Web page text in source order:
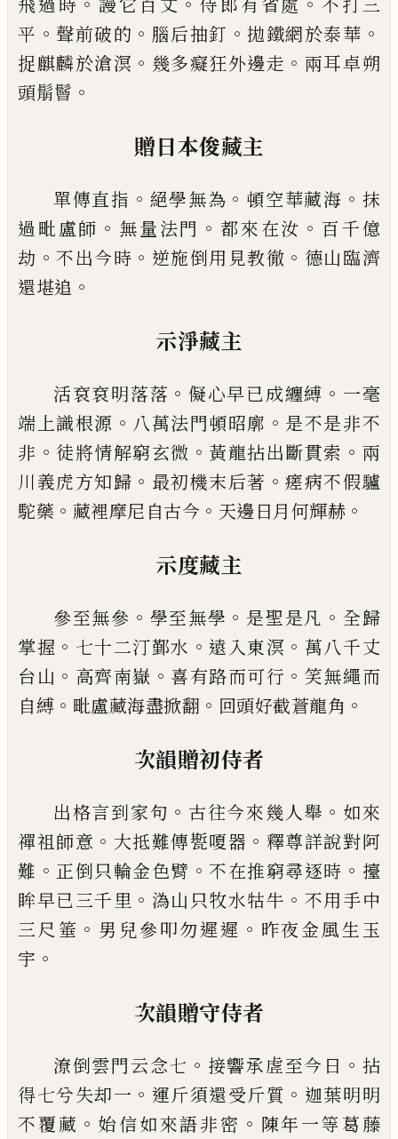
飛過時
謾它百丈 侍郎有省處
不打三
平 。 聲前破的 。 腦后抽釘 。拋鐵網於泰華 。
捉麒麟於滄溟 。 幾多癡狂外邊走 。 兩耳卓朔
頭鬅鬙 。
贈日本俊藏主
單傳直指 。 絕學無為 。 頓空華藏海 。 抹
過毗盧師 。 無量法門 。 都來在汝 。 百千億
劫 。不出今時 。 逆施倒用見教徹 。 德山臨濟
還堪追 。
示淨藏主
活袞袞明落落 。儗心早已成纏縛 。 一毫
端上識根源 。 八萬法門頓昭廓 。 是不是非不
非 。 徒將情解窮玄微 。 黃龍拈出斷貫索 。 兩
川義虎方知歸 。 最初機末后著 。瘥病不假驢
駝藥 。 藏裡摩尼自古今 。 天邊日月何輝赫 。
示度藏主
參至無參 。 學至無學 。 是聖是凡 。 全歸
掌握 。 七十二汀鄞水 。遠入東溟 。 萬八千丈
台山 。 高齊南嶽 。 喜有路而可行 。 笑無繩而
自縛 。 毗盧藏海盡掀翻 。 回頭好截蒼龍角 。
次韻贈初侍者
出格言到家句 。 古往今來幾人舉 。 如來
禪祖師意 。 大抵難傳㽄嗄器 。 釋尊詳說對阿
難 。 正倒只輪金色臂 。不在推窮尋逐時 。 擡
眸早已三千里 。 溈山只牧水牯牛 。 不用手中
三尺箠 。 男兒參叩勿遲遲 。 昨夜金風生 玉
宇 。
次韻贈守侍者
潦倒雲門云念七 。 接響承虗至今日 。 拈
得七兮失却一 。 運斤須還受斤質 。 迦葉明明
不覆藏 。始信如來語非密 。 陳年一等葛藤